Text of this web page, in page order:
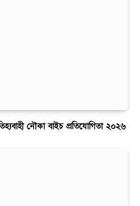
নৌকা বাইচ প্রতিযোগিতা ২০২৬